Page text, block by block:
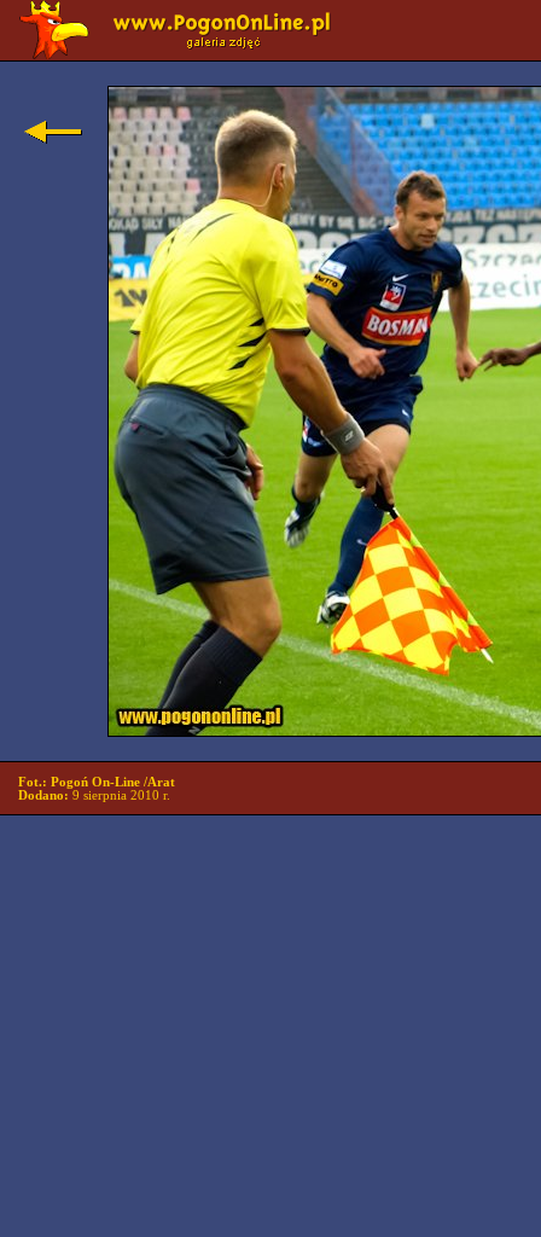
Fot.: Pogoń On-Line /Arat
Dodano: 9 sierpnia 2010 r.